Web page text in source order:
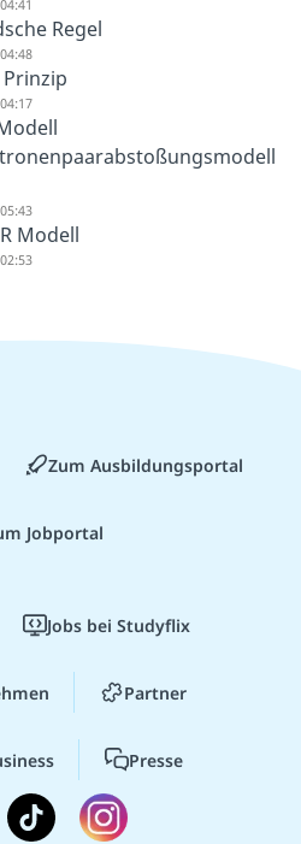
Regel
Modell
Zum Ausbildungsportal
Jobportal
Jobs bei Studyflix
Partner
Presse